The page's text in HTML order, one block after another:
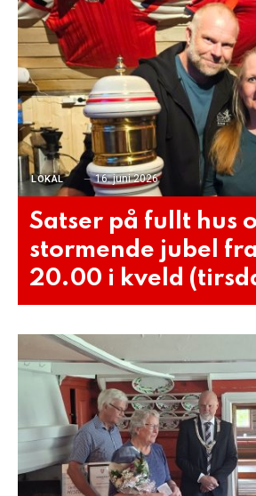
LOKAL 16. juni 2026
Satser på fullt hus
stormende jubel
20.00 i kveld